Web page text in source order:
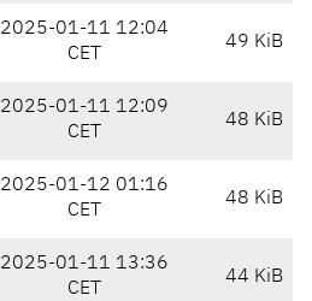
2025-01-11 12:04
CET
49 KiB
2025-01-11 12:09
CET
48 KiB
2025-01-12 01:16
CET
48 KiB
2025-01-11 13:36
CET
44 KiB